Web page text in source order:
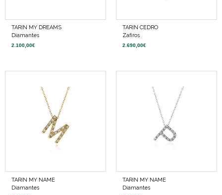
TARIN MY DREAMS
Diamantes
2.100,00€
TARIN CEDRO
Zafiros
2.690,00€
TARIN MY NAME
Diamantes
TARIN MY NAME
Diamantes